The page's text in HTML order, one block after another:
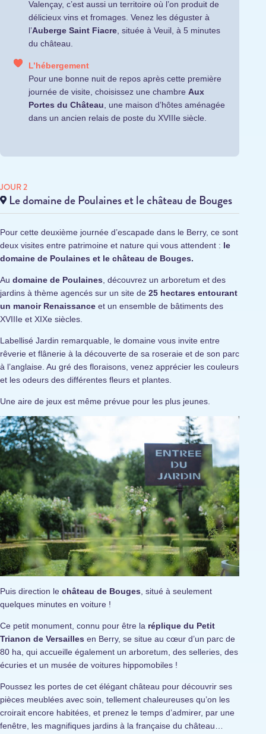
Valençay, c’est aussi un territoire où l’on produit de
délicieux vins et fromages. Venez les déguster à
l’Auberge Saint Fiacre , située à Veuil, à 5 minutes
du château.
L’hébergement
Pour une bonne nuit de repos après cette première
journée de visite, choisissez une chambre Aux
Portes du Château , une maison d’hôtes aménagée
dans un ancien relais de poste du XVIIIe siècle.
JOUR 2
Le domaine de Poulaines et le château de Bouges
Pour cette deuxième journée d’escapade dans le Berry, ce sont
deux visites entre patrimoine et nature qui vous attendent : le
domaine de Poulaines et le château de Bouges.
Au domaine de Poulaines , découvrez un arboretum et des
jardins à thème agencés sur un site de 25 hectares entourant
un manoir Renaissance et un ensemble de bâtiments des
XVIIIe et XIXe siècles.
Labellisé Jardin remarquable, le domaine vous invite entre
rêverie et flânerie à la découverte de sa roseraie et de son parc
à l’anglaise. Au gré des floraisons, venez apprécier les couleurs
et les odeurs des différentes fleurs et plantes.
Une aire de jeux est même prévue pour les plus jeunes.
Puis direction le château de Bouges, situé à seulement
quelques minutes en voiture !
Ce petit monument, connu pour être la réplique du Petit
Trianon de Versailles en Berry, se situe au cœur d’un parc de
80 ha, qui accueille également un arboretum, des selleries, des
écuries et un musée de voitures hippomobiles !
Poussez les portes de cet élégant château pour découvrir ses
pièces meublées avec soin, tellement chaleureuses qu’on les
croirait encore habitées, et prenez le temps d’admirer, par une
fenêtre, les magnifiques jardins à la française du château…